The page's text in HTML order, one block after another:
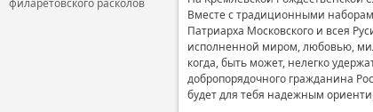
филаретовского расколов
Вместе с традиционными
Патриарха Московского и всея
исполненной миром, любовью,
когда, быть может, нелегко
добропорядочного гражданина
будет для тебя надежным